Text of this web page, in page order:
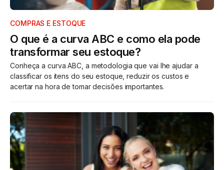
COMPRAS E ESTOQUE
O que é a curva ABC e como ela pode
transformar seu estoque?
Conheça a curva ABC, a metodologia que vai lhe ajudar a
classificar os itens do seu estoque, reduzir os custos e
acertar na hora de tomar decisões importantes.